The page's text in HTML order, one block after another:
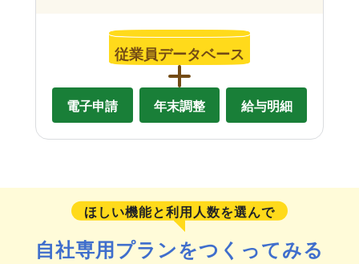
従業員データベース
電子申請 年末調整 給与明細
ほしい機能と利用人数を選んで
自社専用プランをつくってみる